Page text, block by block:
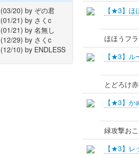
(03/20) by ぞの君
(01/21) by さくc
(01/21) by 名無し
(12/29) by さくc
(12/10) by ENDLESS
【★3】ほ
ほほうフ
【★3】ル
とどろけ
【★3】か
緑攻撃お
【★3】レ